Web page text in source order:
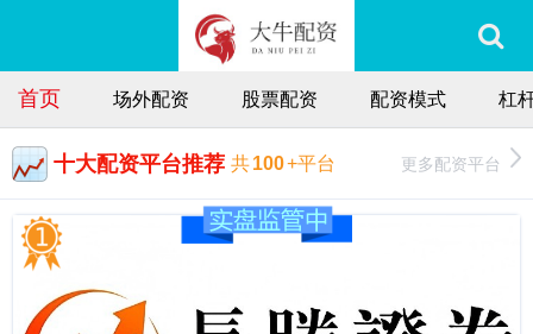
首页 场外配资 股票配资 配资模式 杠
十大配资平台推荐 共100+平台 更多配资平台